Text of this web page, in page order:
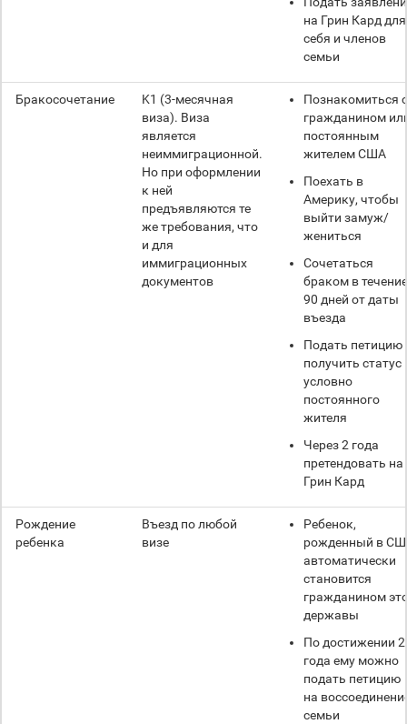
на Грин Кард для
себя и членов
семьи
Бракосочетание
K1 (3-месячная
виза). Виза
является
неиммиграционной.
Но при оформлении
к ней
предъявляются те
же требования, что
и для
иммиграционных
документов
Познакомиться с
гражданином
постоянным
жителем США
Поехать в
Америку, чтобы
выйти замуж/
жениться
Сочетаться
браком в течение
90 дней от даты
въезда
Подать петицию
получить статус
условно
постоянного
жителя
Через 2 года
претендовать на
Грин Кард
Рождение
ребенка
Въезд по любой
визе
Ребенок,
рожденный в
автоматически
становится
гражданином
державы
По достижении
года ему можно
подать петицию
на
семьи